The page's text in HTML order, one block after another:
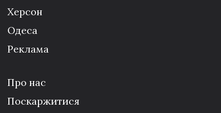
Херсон
Одеса
Реклама
Про нас
Поскаржитися